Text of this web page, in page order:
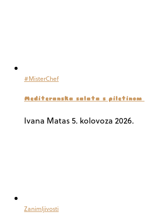
#MisterChef
Mediteranska salata s piletinom
Ivana Matas5. kolovoza 2026.
Zanimljivosti